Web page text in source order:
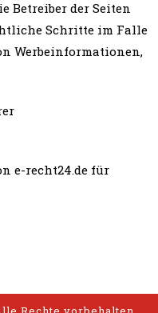
Betreiber der Seiten
Schritte im Falle
Werbeinformationen,
e-recht24.de für